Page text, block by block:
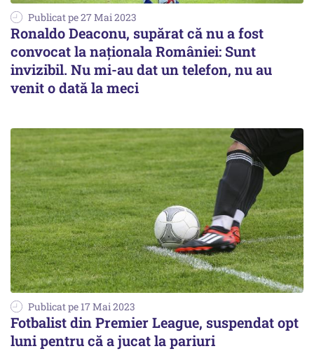
Publicat pe 27 Mai 2023
Ronaldo Deaconu, supărat că nu a fost
convocat la naţionala României: Sunt
invizibil. Nu mi-au dat un telefon, nu au
venit o dată la meci
Publicat pe 17 Mai 2023
Fotbalist din Premier League, suspendat opt
luni pentru că a jucat la pariuri